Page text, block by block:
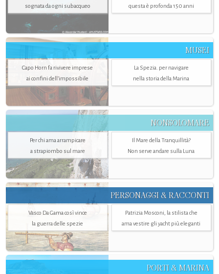
sognata da ogni subacqueo
questa è profonda 150 anni
MUSEI
Capo Horn fa rivivere imprese
ai confini dell’impossibile
La Spezia. per navigare
nella storia della Marina
NONSOLOMARE
Per chi ama arrampicare
a strapiombo sul mare
Il Mare della Tranquillità?
Non serve andare sulla Luna
PERSONAGGI & RACCONTI
Vasco Da Gama così vince
la guerra delle spezie
Patrizia Mosconi, la stilista che
ama vestire gli yacht più eleganti
PORTI & MARINA